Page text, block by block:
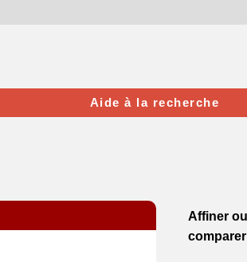
Aide à la recherche
Affiner ou
comparer